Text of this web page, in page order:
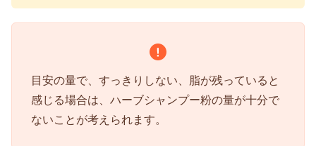
目安の量で、すっきりしない、脂が残っていると
感じる場合は、ハーブシャンプー粉の量が十分で
ないことが考えられます。